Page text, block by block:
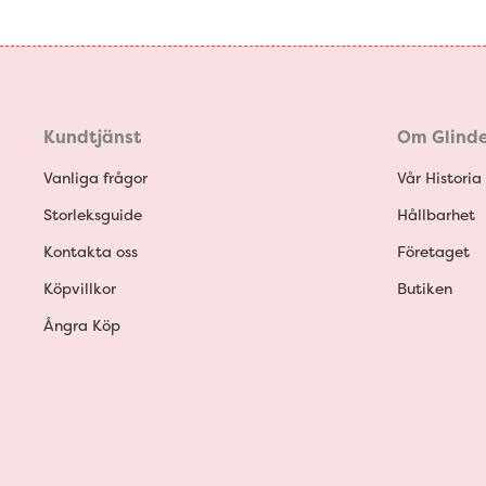
Kundtjänst
Vanliga frågor
Storleksguide
Kontakta oss
Köpvillkor
Ångra Köp
Om
Vår Historia
Hållbarhet
Företaget
Butiken